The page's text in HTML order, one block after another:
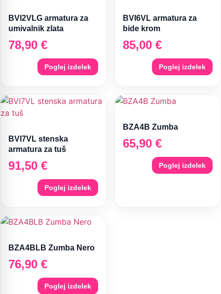
BVI2VLG armatura za
umivalnik zlata
78,90 €
Poglej izdelek
BVI6VL armatura za
bide krom
85,00 €
Poglej izdelek
BVI7VL stenska
armatura za tuš
91,50 €
Poglej izdelek
BZA4B Zumba
65,90 €
Poglej izdelek
BZA4BLB Zumba Nero
76,90 €
Poglej izdelek